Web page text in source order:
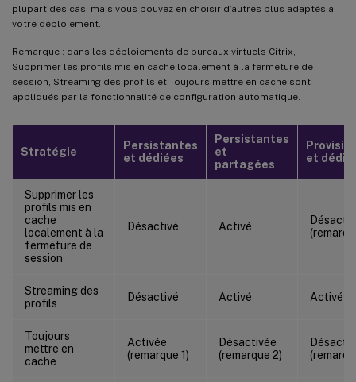
plupart des cas, mais vous pouvez en choisir d’autres plus adaptés à
votre déploiement.
Remarque : dans les déploiements de bureaux virtuels Citrix,
Supprimer les profils mis en cache localement à la fermeture de
session, Streaming des profils et Toujours mettre en cache sont
appliqués par la fonctionnalité de configuration automatique.
Stratégie
Persistantes
et dédiées
Persistantes
et
partagées
et
Supprimer les
profils mis en
cache
localement à la
fermeture de
session
Désactivé Activé
Streaming des
profils
Désactivé Activé Activé
Toujours
mettre en
cache
Activée
(remarque 1)
Désactivée
(remarque 2)